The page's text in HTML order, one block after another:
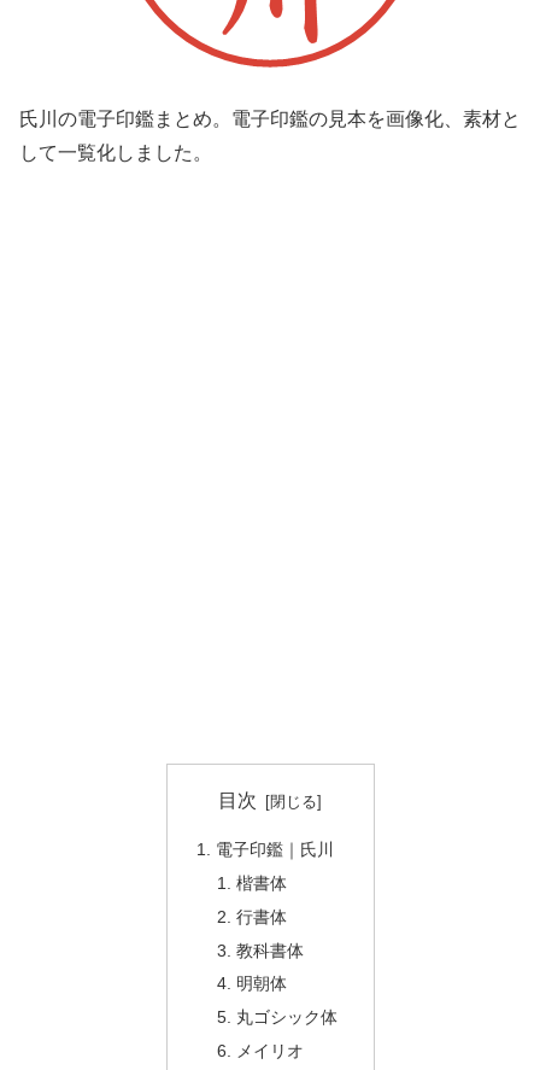
氏川の電子印鑑まとめ。電子印鑑の見本を画像化、素材と
して一覧化しました。
目次
電子印鑑｜氏川
楷書体
行書体
教科書体
明朝体
丸ゴシック体
メイリオ